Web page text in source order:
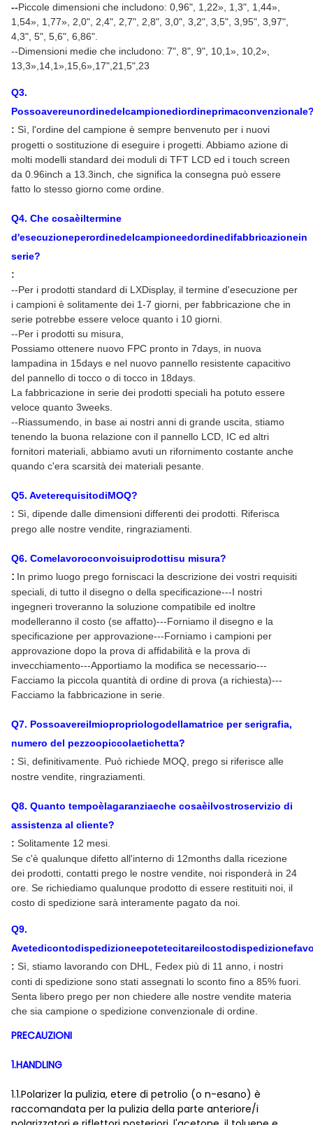
--Piccole dimensioni che includono: 0,96" , 1,22» , 1,3", 1,44»
1,54» , 1,77» , 2,0", 2,4", 2,7", 2,8", 3,0", 3,2", 3,5", 3,95", 3,97",
4,3", 5", 5,6", 6,86".
--Dimensioni medie che includono: 7", 8", 9", 10,1» , 10,2»
13,3»,14,1»,15,6»,17",21,5",23
Q3.
: Sì, l'ordine del campione è sempre benvenuto per i nuovi
progetti o sostituzione di eseguire i progetti. Abbiamo azione di
molti modelli standard dei moduli di TFT LCD ed i touch screen
da 0.96inch a 13.3inch, che significa la consegna può essere
fatto lo stesso giorno come ordine.
Q4. Che cosaèiltermine
d'esecuzioneperordinedelcampioneedordinedifabbricazionein
serie?
:
--Per i prodotti standard di LXDisplay, il termine d'esecuzione per
i campioni è solitamente dei 1-7 giorni, per fabbricazione che in
serie potrebbe essere veloce quanto i 10 giorni.
--Per i prodotti su misura,
Possiamo ottenere nuovo FPC pronto in 7days, in nuova
lampadina in 15days e nel nuovo pannello resistente capacitivo
del pannello di tocco o di tocco in 18days.
La fabbricazione in serie dei prodotti speciali ha potuto essere
veloce quanto 3weeks.
--Riassumendo, in base ai nostri anni di grande uscita, stiamo
tenendo la buona relazione con il pannello LCD, IC ed altri
fornitori materiali, abbiamo avuti un rifornimento costante anche
quando c'era scarsità dei materiali pesante.
Q5. AveterequisitodiMOQ?
: Sì, dipende dalle dimensioni differenti dei prodotti. Riferisca
prego alle nostre vendite, ringraziamenti.
Q6. Comelavoroconvoisuiprodottisu misura?
: In primo luogo prego forniscaci la descrizione dei vostri requisiti
speciali, di tutto il disegno o della specificazione---I nostri
ingegneri troveranno la soluzione compatibile ed inoltre
modelleranno il costo (se affatto)---Forniamo il disegno e la
specificazione per approvazione---Forniamo i campioni per
approvazione dopo la prova di affidabilità e la prova di
invecchiamento---Apportiamo la modifica se necessario---
Facciamo la piccola quantità di ordine di prova (a richiesta)---
Facciamo la fabbricazione in serie.
Q7. Possoavereilmiopropriologodellamatrice per serigrafia,
numero del pezzoopiccolaetichetta?
: Sì, definitivamente. Può richiede MOQ, prego si riferisce alle
nostre vendite, ringraziamenti.
Q8. Quanto tempoèlagaranziaeche cosaèilvostroservizio di
assistenza al cliente?
: Solitamente 12 mesi.
Se c'è qualunque difetto all'interno di 12months dalla ricezione
dei prodotti, contatti prego le nostre vendite, noi risponderà in 24
ore. Se richiediamo qualunque prodotto di essere restituiti noi, il
costo di spedizione sarà interamente pagato da noi.
Q9.
: Sì, stiamo lavorando con DHL, Fedex più di 11 anno, i nostri
conti di spedizione sono stati assegnati lo sconto fino a 85% fuori.
Senta libero prego per non chiedere alle nostre vendite materia
che sia campione o spedizione convenzionale di ordine.
PRECAUZIONI
1.HANDLING
1.1.Polarizer la pulizia, etere di petrolio (o n-esano) è
raccomandata per la pulizia della parte anteriore/i